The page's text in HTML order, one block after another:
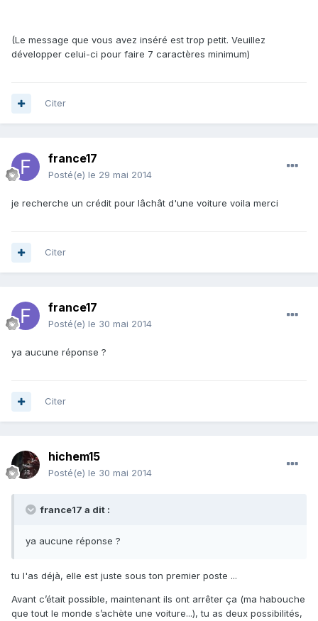
(Le message que vous avez inséré est trop petit. Veuillez
développer celui-ci pour faire 7 caractères minimum)
Citer
france17
Posté(e) le 29 mai 2014
je recherche un crédit pour lâchât d'une voiture voila merci
Citer
france17
Posté(e) le 30 mai 2014
ya aucune réponse ?
Citer
hichem15
Posté(e) le 30 mai 2014
france17 a dit :
ya aucune réponse ?
tu l'as déjà, elle est juste sous ton premier poste ...
Avant c’était possible, maintenant ils ont arrêter ça (ma habouche
que tout le monde s’achète une voiture...), tu as deux possibilités,